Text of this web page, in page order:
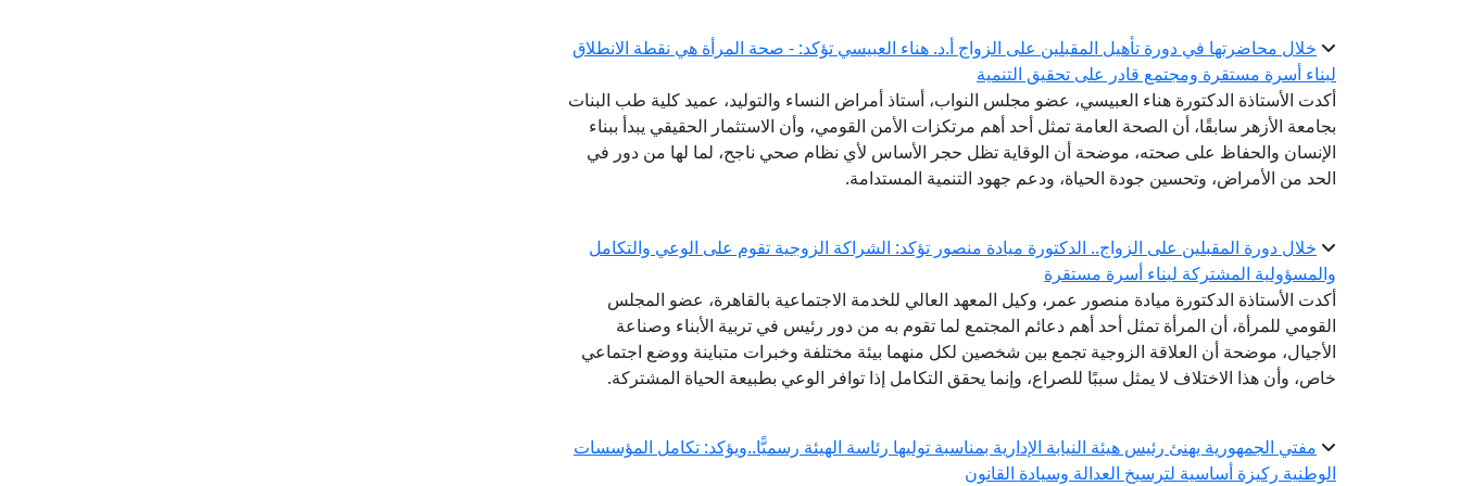
خلال محاضرتها في دورة تأهيل المقبلين على الزواج أ.د. هناء العبيسي تؤكد: - صحة المرأة هي نقطة الانطلاق
لبناء أسرة مستقرة ومجتمع قادر على تحقيق التنمية
أكدت الأستاذة الدكتورة هناء العبيسي، عضو مجلس النواب، أستاذ أمراض النساء والتوليد، عميد كلية طب البنات
بجامعة الأزهر سابقًا، أن الصحة العامة تمثل أحد أهم مرتكزات الأمن القومي، وأن الاستثمار الحقيقي يبدأ ببناء
الإنسان والحفاظ على صحته، موضحة أن الوقاية تظل حجر الأساس لأي نظام صحي ناجح، لما لها من دور في
الحد من الأمراض، وتحسين جودة الحياة، ودعم جهود التنمية المستدامة.
خلال دورة المقبلين على الزواج.. الدكتورة ميادة منصور تؤكد: الشراكة الزوجية تقوم على الوعي والتكامل
والمسؤولية المشتركة لبناء أسرة مستقرة
أكدت الأستاذة الدكتورة ميادة منصور عمر، وكيل المعهد العالي للخدمة الاجتماعية بالقاهرة، عضو المجلس
القومي للمرأة، أن المرأة تمثل أحد أهم دعائم المجتمع لما تقوم به من دور رئيس في تربية الأبناء وصناعة
الأجيال، موضحة أن العلاقة الزوجية تجمع بين شخصين لكل منهما بيئة مختلفة وخبرات متباينة ووضع اجتماعي
خاص، وأن هذا الاختلاف لا يمثل سببًا للصراع، وإنما يحقق التكامل إذا توافر الوعي بطبيعة الحياة المشتركة.
مفتي الجمهورية يهنئ رئيس هيئة النيابة الإدارية بمناسبة توليها رئاسة الهيئة رسميًّا..ويؤكد: تكامل المؤسسات
الوطنية ركيزة أساسية لترسيخ العدالة وسيادة القانون